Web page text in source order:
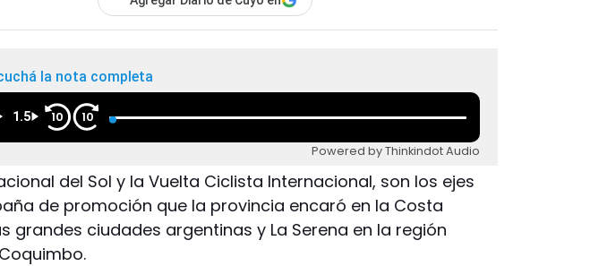
la nota completa
1.5 10 10
Powered by Thinkindot Audio
del Sol y la Vuelta Ciclista Internacional, son los ejes
de promoción que la provincia encaró en la Costa
grandes ciudades argentinas y La Serena en la región